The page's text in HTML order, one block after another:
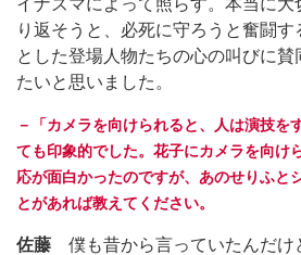
り返そうと、必死に守ろうと奮闘
とした登場人物たちの心の叫びに賛
たいと思いました。
－「カメラを向けられると、人は演技を
ても印象的でした。花子にカメラを向け
応が面白かったのですが、あのせりふと
とがあれば教えてください。
佐藤 僕も昔から言っていたんだけ